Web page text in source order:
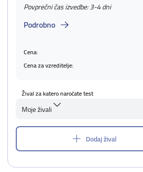
Povprečni čas izvedbe: 3-4 dni
Podrobno
Cena:
Cena za vzreditelje:
Žival za katero naročate test
Moje živali
Dodaj žival